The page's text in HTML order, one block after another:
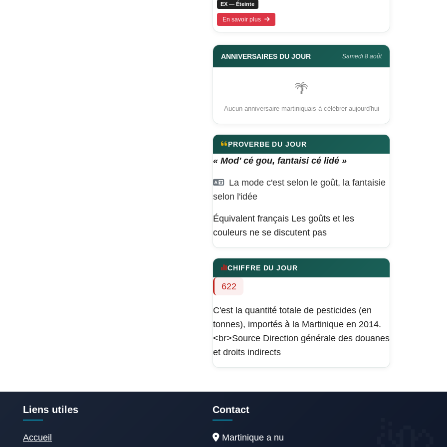
EX — Éteinte
En savoir plus
ANNIVERSAIRES DU JOUR Samedi 8 août
🌴
Aucun anniversaire martiniquais à célébrer aujourd'hui
PROVERBE DU JOUR
« Mod' cé gou, fantaisi cé lidé »
La mode c'est selon le goût, la fantaisie
selon l'idée
Équivalent français Les goûts et les
couleurs ne se discutent pas
CHIFFRE DU JOUR
622
C'est la quantité totale de pesticides (en
tonnes), importés à la Martinique en 2014.
<br>Source Direction générale des douanes
et droits indirects
Liens utiles
Accueil
Contact
Martinique a nu